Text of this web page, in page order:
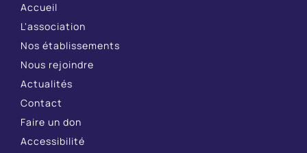
Accueil
L'association
Nos établissements
Nous rejoindre
Actualités
Contact
Faire un don
Accessibilité